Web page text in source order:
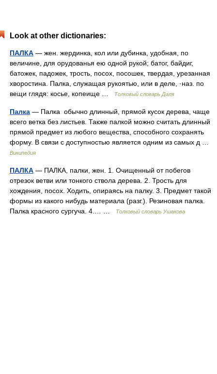
Look at other dictionaries:
ПАЛКА — жен. жердинка, кол или дубинка, удобная, по
величине, для орудованья ею одной рукой; батог, байдиг,
батожек, падожек, трость, посох, посошек, твердая, урезанная
хворостина. Палка, служащая рукоятью, или в деле, ·наз. по
вещи глядя: косье, копеище …
Толковый словарь Даля
Палка — Палка обычно длинный, прямой кусок дерева, чаще
всего ветка без листьев. Также палкой можно считать длинный
прямой предмет из любого вещества, способного сохранять
форму. В связи с доступностью является одним из самых д …
Википедия
ПАЛКА — ПАЛКА, палки, жен. 1. Очищенный от побегов
отрезок ветви или тонкого ствола дерева. 2. Трость для
хождения, посох. Ходить, опираясь на палку. 3. Предмет такой
формы из какого нибудь материала (разг.). Резиновая палка.
Палка красного сургуча. 4.… …
Толковый словарь Ушакова